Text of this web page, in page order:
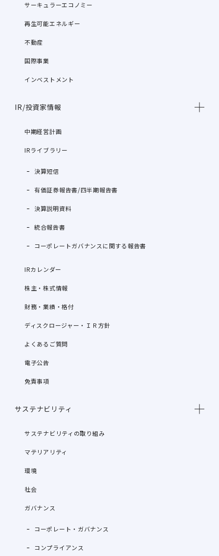
サーキュラーエコノミー
再生可能エネルギー
不動産
国際事業
インベストメント
IR/投資家情報
中期経営計画
IRライブラリー
決算短信
有価証券報告書/四半期報告書
決算説明資料
統合報告書
コーポレートガバナンスに関する報告書
IRカレンダー
株主・株式情報
財務・業績・格付
ディスクロージャー・ＩＲ方針
よくあるご質問
電子公告
免責事項
サステナビリティ
サステナビリティの取り組み
マテリアリティ
環境
社会
ガバナンス
コーポレート・ガバナンス
コンプライアンス